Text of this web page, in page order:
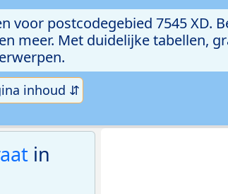
voor postcodegebied 7545 XD.
meer. Met duidelijke tabellen,
inhoud ⇵
in